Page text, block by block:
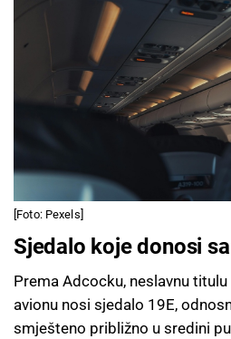
[Foto: Pexels]
Sjedalo koje donosi
Prema Adcocku, neslavnu
avionu nosi sjedalo 19E,
smješteno približno u sredini